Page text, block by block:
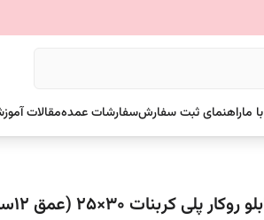
ماراهنمای ثبت سفارشسفارشات عمدهمقالات
روکار پلی کربنات ۳٠×۲۵ (عمق ۱۲سانت)